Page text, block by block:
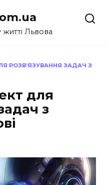
Львова
РОЗВ’ЯЗУВАННЯ ЗАДАЧ З
для
з